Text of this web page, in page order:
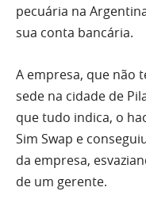
pecuária na
sua conta bancária.
A empresa, que não
sede na cidade de
que tudo indica, o
Sim Swap e
da empresa,
de um gerente.